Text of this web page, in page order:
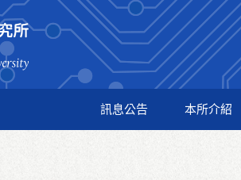
訊息公告 本所介紹